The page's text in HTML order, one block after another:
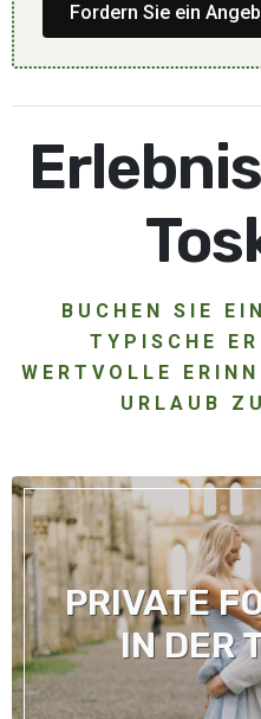
Fordern Sie ein
BUCHEN SIE
TYPISCHE
WERTVOLLE
URLAUB
PRIVATE
IN DER